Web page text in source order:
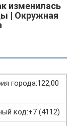
изменилась
| Окружная
города:122,00
код:+7 (4112)